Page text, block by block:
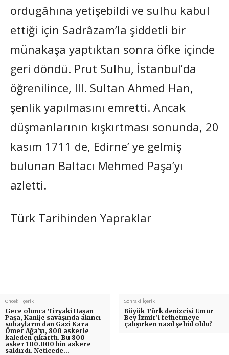
ordugâhına yetişebildi ve sulhu kabul
ettiği için Sadrâzam’la şiddetli bir
münakaşa yaptıktan sonra öfke içinde
geri döndü. Prut Sulhu, İstanbul’da
öğrenilince, III. Sultan Ahmed Han,
şenlik yapılmasını emretti. Ancak
düşmanlarının kışkırtması sonunda, 20
kasım 1711 de, Edirne’ ye gelmiş
bulunan Baltacı Mehmed Paşa’yı
azletti.
Türk Tarihinden Yapraklar
Önceki İçerik
Gece olunca Tiryaki Haşan
Paşa, Kanije savaşında akıncı
subayların dan Gazi Kara
Ömer Ağa’yı, 800 askerle
kaleden çıkarttı. Bu 800
asker 100.000 bin askere
saldırdı. Neticede…
Sonraki İçerik
Büyük Türk denizcisi Umur
Bey İzmir’i fethetmeye
çalışırken nasıl şehid oldu?